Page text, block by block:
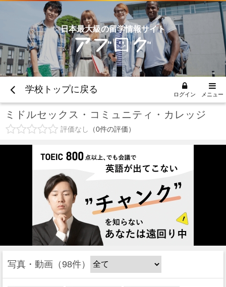
日本最大級の留学情報サイト
学校トップに戻る ログイン メニュー
ミドルセックス・コミュニティ・カレッジ
評価なし 0件の評価
写真・動画 98件